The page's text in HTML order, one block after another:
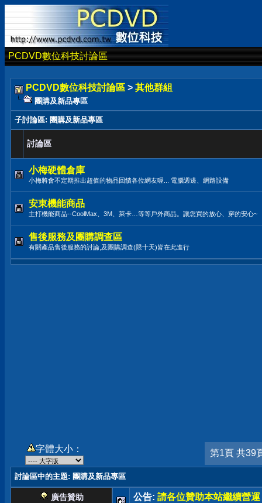
PCDVD數位科技討論區
PCDVD數位科技討論區 > 其他群組
團購及新品專區
子討論區: 團購及新品專區
討論區
小梅硬體倉庫
小梅將會不定期推出超值的物品回饋各位網友喔... 電腦週邊、網路設備
安東機能商品
主打機能商品--CoolMax、3M、萊卡…等等戶外商品。讓您買的放心、穿的安心~
售後服務及團購調查區
有關產品售後服務的討論,及團購調查(限十天)皆在此進行
字體大小： 第1頁 共39
討論區中的主題: 團購及新品專區
廣告贊助 公告: 請各位贊助本站繼續營運